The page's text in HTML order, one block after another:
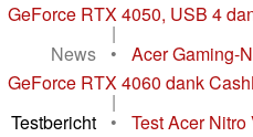
GeForce RTX 4050, USB 4
|
News
•
Acer Gaming-
GeForce RTX 4060 dank
|
Testbericht
•
Test Acer